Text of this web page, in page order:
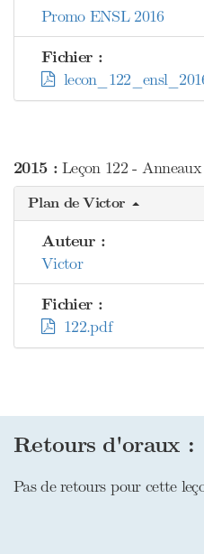
Promo ENSL 2016
Fichier :
2015 :Leçon 122 -
Plan de Victor
Auteur :
Victor
Fichier :
122.pdf
Retours d'oraux :
Pas de retours pour cette